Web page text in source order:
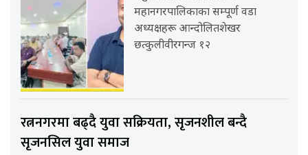
महानगरपालिकाका सम्पूर्ण वडा
अध्यक्षहरू आन्दोलितशेखर
छत्कुलीवीरगन्ज १२
रत्ननगरमा बढ्दै युवा सक्रियता, सृजनशील बन्दै
सृजनसिल युवा समाज